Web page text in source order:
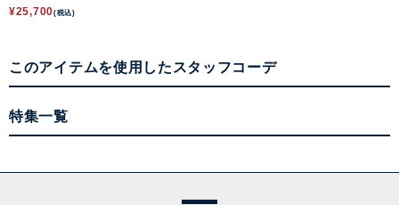
¥25,700(税込)
このアイテムを使用したスタッフコーデ
特集一覧